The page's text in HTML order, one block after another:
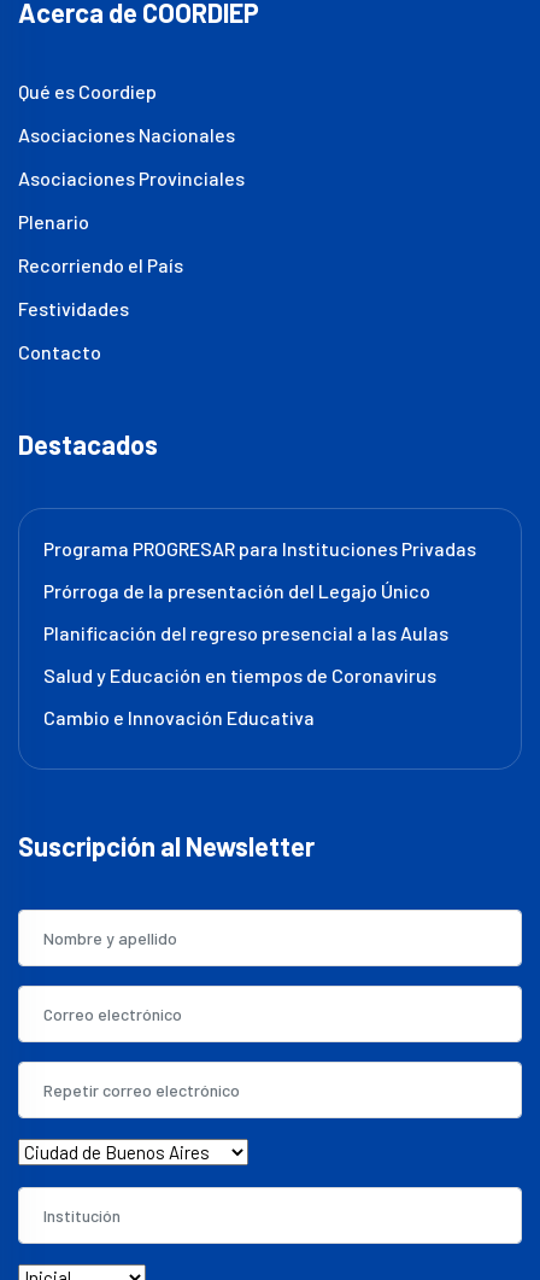
Acerca de COORDIEP
Qué es Coordiep
Asociaciones Nacionales
Asociaciones Provinciales
Plenario
Recorriendo el País
Festividades
Contacto
Destacados
Programa PROGRESAR para Instituciones Privadas
Prórroga de la presentación del Legajo Único
Planificación del regreso presencial a las Aulas
Salud y Educación en tiempos de Coronavirus
Cambio e Innovación Educativa
Suscripción al Newsletter